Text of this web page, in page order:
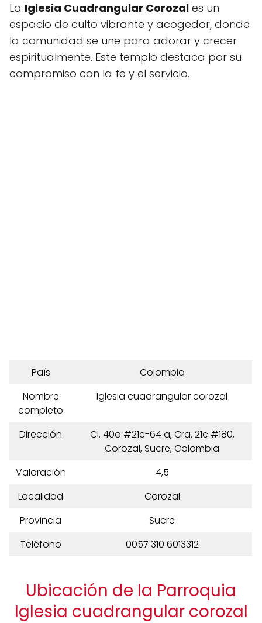
La Iglesia Cuadrangular Corozal es un
espacio de culto vibrante y acogedor, donde
la comunidad se une para adorar y crecer
espiritualmente. Este templo destaca por su
compromiso con la fe y el servicio.
País
Colombia
Nombre
completo
Iglesia cuadrangular corozal
Dirección
Cl. 40a #21c-64 a, Cra. 21c #180,
Corozal, Sucre, Colombia
Valoración
4,5
Localidad
Corozal
Provincia
Sucre
Teléfono
0057 310 6013312
Ubicación de la Parroquia
Iglesia cuadrangular corozal